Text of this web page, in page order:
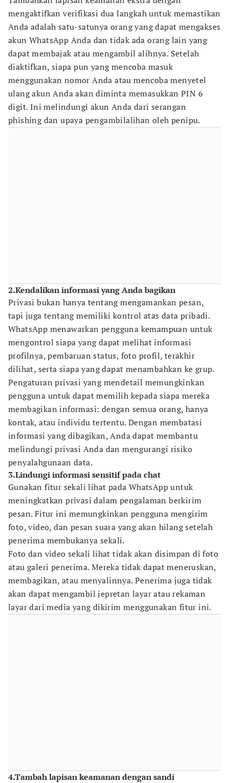
mengaktifkan verifikasi dua langkah untuk memastikan
Anda adalah satu-satunya orang yang dapat mengakses
akun WhatsApp Anda dan tidak ada orang lain yang
dapat membajak atau mengambil alihnya. Setelah
diaktifkan, siapa pun yang mencoba masuk
menggunakan nomor Anda atau mencoba menyetel
ulang akun Anda akan diminta memasukkan PIN 6
digit. Ini melindungi akun Anda dari serangan
phishing dan upaya pengambilalihan oleh penipu.
2.Kendalikan informasi yang Anda bagikan
Privasi bukan hanya tentang mengamankan pesan,
tapi juga tentang memiliki kontrol atas data pribadi.
WhatsApp menawarkan pengguna kemampuan untuk
mengontrol siapa yang dapat melihat informasi
profilnya, pembaruan status, foto profil, terakhir
dilihat, serta siapa yang dapat menambahkan ke grup.
Pengaturan privasi yang mendetail memungkinkan
pengguna untuk dapat memilih kepada siapa mereka
membagikan informasi: dengan semua orang, hanya
kontak, atau individu tertentu. Dengan membatasi
informasi yang dibagikan, Anda dapat membantu
melindungi privasi Anda dan mengurangi risiko
penyalahgunaan data.
3.Lindungi informasi sensitif pada chat
Gunakan fitur sekali lihat pada WhatsApp untuk
meningkatkan privasi dalam pengalaman berkirim
pesan. Fitur ini memungkinkan pengguna mengirim
foto, video, dan pesan suara yang akan hilang setelah
penerima membukanya sekali.
Foto dan video sekali lihat tidak akan disimpan di foto
atau galeri penerima. Mereka tidak dapat meneruskan,
membagikan, atau menyalinnya. Penerima juga tidak
akan dapat mengambil jepretan layar atau rekaman
layar dari media yang dikirim menggunakan fitur ini.
4.Tambah lapisan keamanan dengan sandi